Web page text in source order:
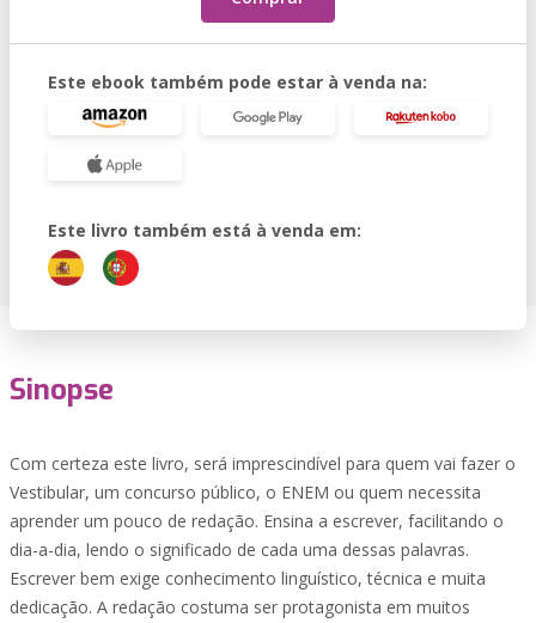
Este ebook também pode estar à venda na:
Este livro também está à venda em:
Sinopse
Com certeza este livro, será imprescindível para quem vai fazer o
Vestibular, um concurso público, o ENEM ou quem necessita
aprender um pouco de redação. Ensina a escrever, facilitando o
dia-a-dia, lendo o significado de cada uma dessas palavras.
Escrever bem exige conhecimento linguístico, técnica e muita
dedicação. A redação costuma ser protagonista em muitos